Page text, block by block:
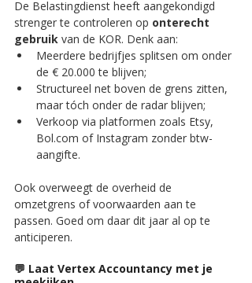
De Belastingdienst heeft aangekondigd
strenger te controleren op onterecht
gebruik van de KOR. Denk aan:
Meerdere bedrijfjes splitsen om onder
de € 20.000 te blijven;
Structureel net boven de grens zitten,
maar tóch onder de radar blijven;
Verkoop via platformen zoals Etsy,
Bol.com of Instagram zonder btw-
aangifte.
Ook overweegt de overheid de
omzetgrens of voorwaarden aan te
passen. Goed om daar dit jaar al op te
anticiperen.
💬 Laat Vertex Accountancy met je